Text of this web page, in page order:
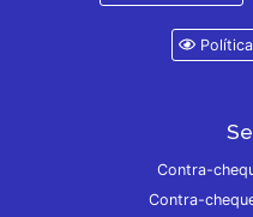
Contra-
Contra-